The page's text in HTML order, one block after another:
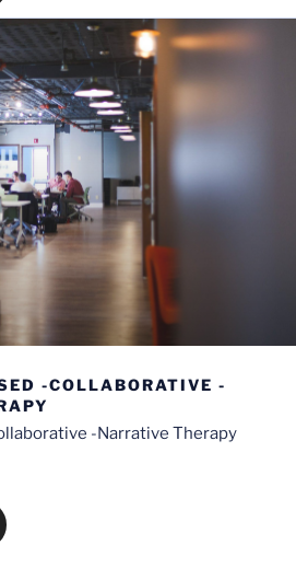
-COLLABORATIVE -
-Narrative Therapy